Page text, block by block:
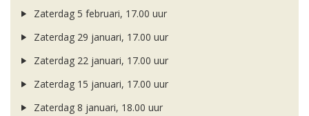
Zaterdag 5 februari, 17.00 uur
Zaterdag 29 januari, 17.00 uur
Zaterdag 22 januari, 17.00 uur
Zaterdag 15 januari, 17.00 uur
Zaterdag 8 januari, 18.00 uur